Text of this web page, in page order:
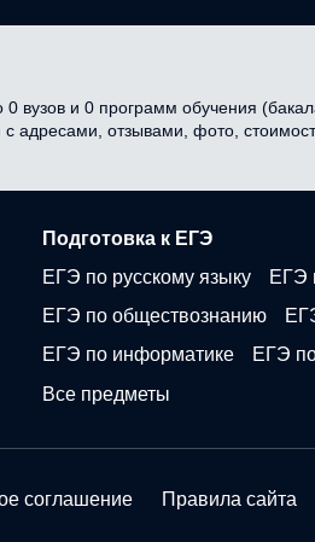
вузов и 0 программ обучения
с адресами, отзывами, фото,
Подготовка к ЕГЭ
ЕГЭ по русскому языку
ЕГЭ
ЕГЭ по обществознанию
ЕГЭ по информатике
ЕГЭ
Все предметы
соглашение Правила сайта